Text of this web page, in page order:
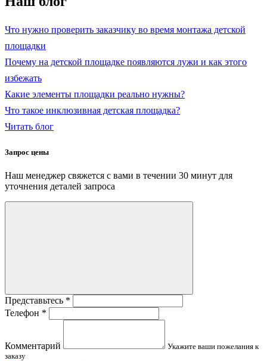
Что нужно проверить заказчику во время монтажа детской
площадки
Почему на детской площадке появляются лужи и как этого
избежать
Какие элементы площадки реально нужны?
Что такое инклюзивная детская площадка?
Читать блог
Запрос цены
Наш менеджер свяжется с вами в течении 30 минут для
уточнения деталей запроса
Представьтесь *
Телефон *
Комментарий
Укажите ваши пожелания к
заказу